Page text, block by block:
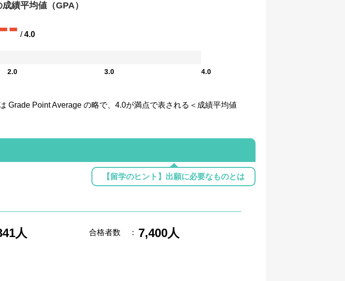
績平均値（GPA）
-- /4.0
2.0 3.0 4.0
Grade Point Average の略で、4.0が満点で表される＜成績平均値
【留学のヒント】出願に必要なものとは
人 合格者数 ： 7,400人